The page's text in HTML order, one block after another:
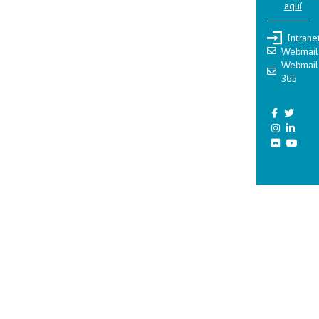
aquí
Webmail
Webmail
365